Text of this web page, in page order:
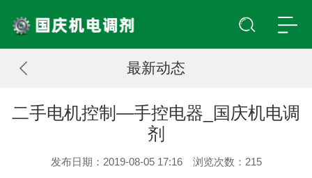
最新动态
二手电机控制—手控电器_国庆机电调
剂
发布日期：2019-08-05 17:16 浏览次数： 215